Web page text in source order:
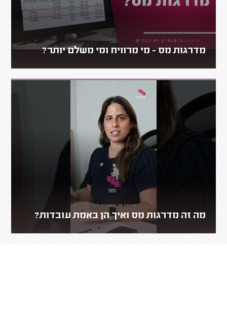
מדרגות מס - מי מרוויח ומי משלם יותר?
מה זה מדרגות מס ואיך הן באמת עובדות?